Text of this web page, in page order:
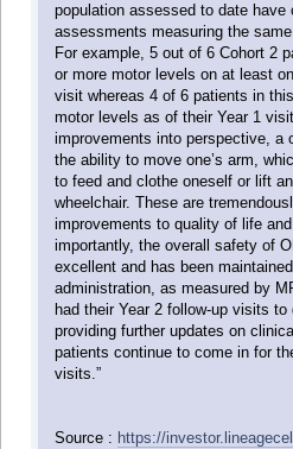
population assessed to date have
assessments measuring the
For example, 5 out of 6 Cohort 2
or more motor levels on at least
visit whereas 4 of 6 patients in
motor levels as of their Year 1
improvements into perspective, a
the ability to move one’s arm,
to feed and clothe oneself or lift
wheelchair. These are
improvements to quality of life
importantly, the overall safety of
excellent and has been
administration, as measured by
had their Year 2 follow-up visits
providing further updates on
patients continue to come in for
visits.”
Source : https://